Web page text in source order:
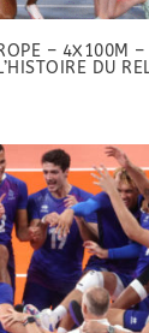
– 4X100M –
DU